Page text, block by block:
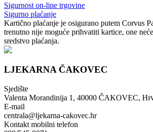
Sigurnost on-line trgovine
Sigurno plaćanje
Kartično plaćanje je osigurano putem Corvus
trenutno nije moguće prihvatiti kartice, one
sredstvo plaćanja.
LJEKARNA ČAKOVEC
Sjedište
Valenta Morandinija 1, 40000 ČAKOVEC,
E-mail
centrala@ljekarna-cakovec.hr
Kontakt mobilni telefon